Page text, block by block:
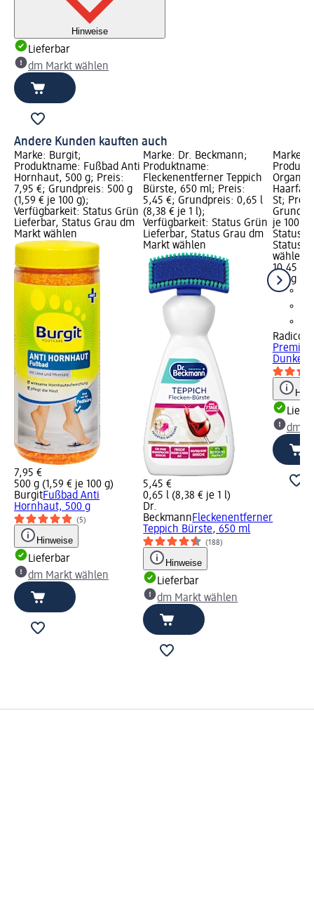
Hinweise
Lieferbar
dm Markt wählen
Andere Kunden kauften auch
Marke: Burgit;
Produktname: Fußbad Anti
Hornhaut, 500 g; Preis:
7,95 €; Grundpreis: 500 g
(1,59 € je 100 g);
Verfügbarkeit: Status Grün
Lieferbar, Status Grau dm
Markt wählen
7,95 €
500 g (1,59 € je 100 g)
BurgitFußbad Anti
Hornhaut, 500 g
(5)
Hinweise
Lieferbar
dm Markt wählen
Marke: Dr. Beckmann;
Produktname:
Fleckenentferner Teppich
Bürste, 650 ml; Preis:
5,45 €; Grundpreis: 0,65 l
(8,38 € je 1 l);
Verfügbarkeit: Status Grün
Lieferbar, Status Grau dm
Markt wählen
5,45 €
0,65 l (8,38 € je 1 l)
Dr.
BeckmannFleckenentferner
Teppich Bürste, 650 ml
(188)
Hinweise
Lieferbar
dm Markt wählen
Marke:
Organic
St;
je 100
Status
Status
wählen
10,45 €
100 g
Radico
dm